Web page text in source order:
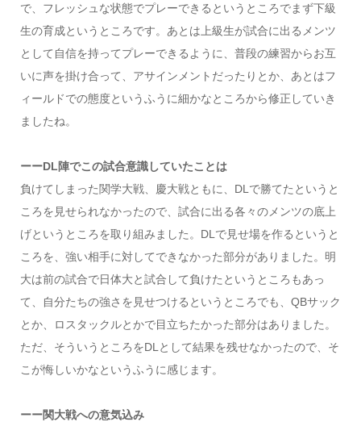
で、フレッシュな状態でプレーできるというところでまず下級
生の育成というところです。あとは上級生が試合に出るメンツ
として自信を持ってプレーできるように、普段の練習からお互
いに声を掛け合って、アサインメントだったりとか、あとはフ
ィールドでの態度というふうに細かなところから修正していき
ましたね。
ーーDL陣でこの試合意識していたことは
負けてしまった関学大戦、慶大戦ともに、DLで勝てたというと
ころを見せられなかったので、試合に出る各々のメンツの底上
げというところを取り組みました。DLで見せ場を作るというと
ころを、強い相手に対してできなかった部分がありました。明
大は前の試合で日体大と試合して負けたというところもあっ
て、自分たちの強さを見せつけるというところでも、QBサック
とか、ロスタックルとかで目立ちたかった部分はありました。
ただ、そういうところをDLとして結果を残せなかったので、そ
こが悔しいかなというふうに感じます。
ーー関大戦への意気込み